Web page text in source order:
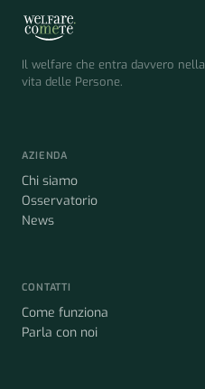
Il welfare che entra davvero nella
vita delle Persone.
AZIENDA
Chi siamo
Osservatorio
News
CONTATTI
Come funziona
Parla con noi